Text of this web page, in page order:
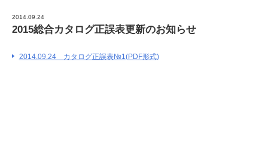
2014.09.24
2015総合カタログ正誤表更新のお知らせ
2014.09.24 カタログ正誤表№1(PDF形式)